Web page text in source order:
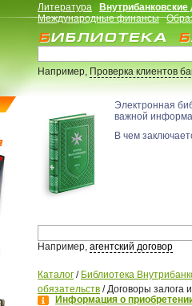
Литература
Международные финансы
Например,Проверка клиентов
Электронная
важной
В чем
Например, агентский договор
Каталог / Библиотека
обязательств /Договоры залога
Информация о